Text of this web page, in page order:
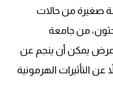
صغيرة من حالات
من جامعة
يمكن أن ينجم عن
التأثيرات الهرمونية